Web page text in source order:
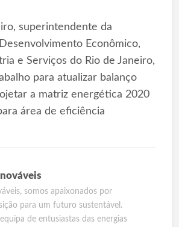
superintendente da
Econômico,
e Serviços do Rio de Janeiro,
para atualizar balanço
a matriz energética 2020
área de eficiência
somos apaixonados por
para um futuro sustentável.
de entusiastas das energias